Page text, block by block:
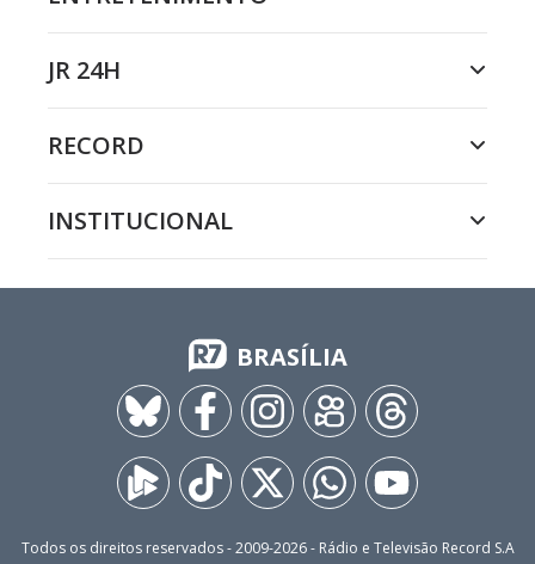
JR 24H
RECORD
INSTITUCIONAL
BRASÍLIA
Todos os direitos reservados - 2009-2026- Rádio e Televisão Record S.A